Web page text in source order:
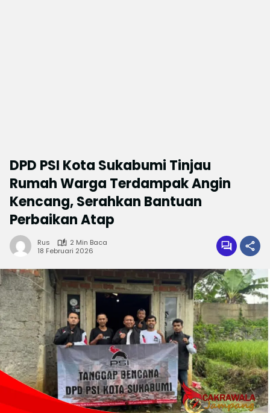
DPD PSI Kota Sukabumi Tinjau
Rumah Warga Terdampak Angin
Kencang, Serahkan Bantuan
Perbaikan Atap
Rus
2 Min Baca
18 Februari 2026